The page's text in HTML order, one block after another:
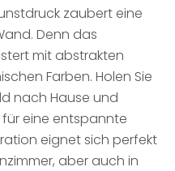
zaubert eine
Denn das
mit abstrakten
Farben. Holen Sie
nach Hause und
eine entspannte
eignet sich perfekt
aber auch in